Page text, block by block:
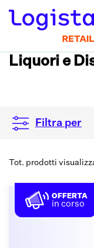
Liquori e
Filtra per
Tot. prodotti
OFFERTA
in corso